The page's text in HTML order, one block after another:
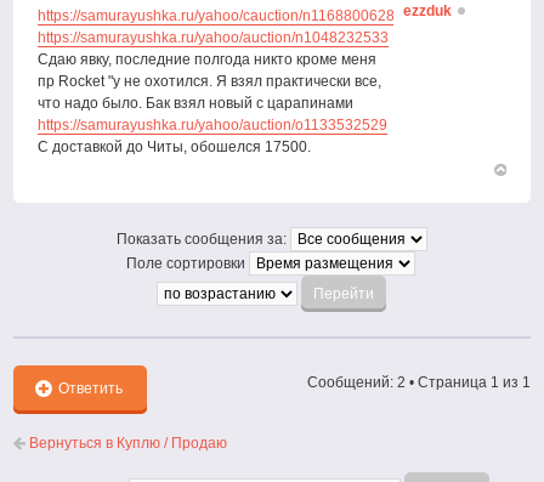
https://samurayushka.ru/yahoo/cauction/n1168800628
https://samurayushka.ru/yahoo/auction/n1048232533
Сдаю явку, последние полгода никто кроме меня
пр Rocket "у не охотился. Я взял практически все,
что надо было. Бак взял новый с царапинами
https://samurayushka.ru/yahoo/auction/o1133532529
С доставкой до Читы, обошелся 17500.
ezzduk
Показать сообщения за:
Поле сортировки
Ответить Сообщений: 2 • Страница 1 из 1
Вернуться в Куплю / Продаю